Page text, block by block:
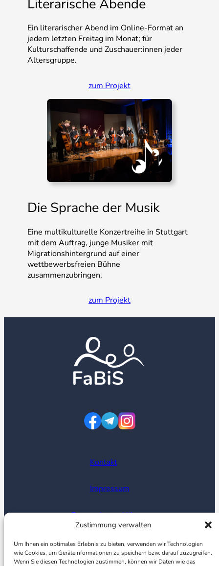
Zustimmung verwalten
Um Ihnen ein optimales Erlebnis zu bieten, verwenden wir Technologien
wie Cookies, um Geräteinformationen zu speichern bzw. darauf zuzugreifen.
Wenn Sie diesen Technologien zustimmen, können wir Daten wie das
Literarische Abende
Ein literarischer Abend im Online-Format an
jedem letzten Freitag im Monat; für
Kulturschaffende und Zuschauer:innen jeder
Altersgruppe.
zum Projekt
Die Sprache der Musik
Eine multikulturelle Konzertreihe in Stuttgart
mit dem Auftrag, junge Musiker mit
Migrationshintergrund auf einer
wettbewerbsfreien Bühne
zusammenzubringen.
zum Projekt
Kontakt
Impressum
Datenschutzerklärung
Cookie Richtlinien